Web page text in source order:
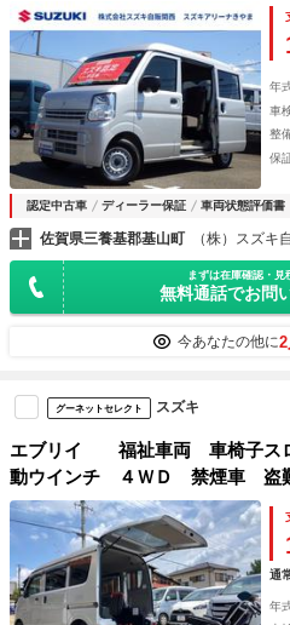
年
車
整
保
認定中古車 ディーラー保証 車両状態評価書
佐賀県三養基郡基山町 （株）スズ
まずは在庫確認・見
無料通話でお問
今あなたの他に2
グーネットセレクト スズキ
エブリイ 福祉車両 車椅子ス
動ウインチ ４ＷＤ 禁煙車 盗
バッグ 助手席エアバッグ エア
ンドウ
通
年